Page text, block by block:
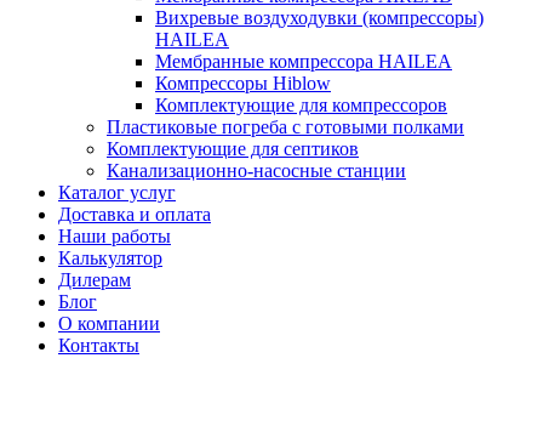
Вихревые воздуходувки (компрессоры)
HAILEA
Мембранные компрессора HAILEA
Компрессоры Hiblow
Комплектующие для компрессоров
Пластиковые погреба с готовыми полками
Комплектующие для септиков
Канализационно-насосные станции
Каталог услуг
Доставка и оплата
Наши работы
Калькулятор
Дилерам
Блог
О компании
Контакты